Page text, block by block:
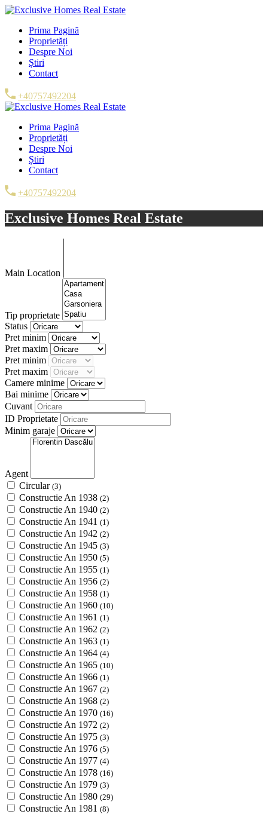
Prima Pagină
Proprietăți
Despre Noi
Știri
Contact
+40757492204
Prima Pagină
Proprietăți
Despre Noi
Știri
Contact
+40757492204
Exclusive Homes Real Estate
Main Location
Tip proprietate
Status
Pret minim
Pret maxim
Pret minim
Pret maxim
Camere minime
Bai minime
Cuvant
ID Proprietate
Minim garaje
Agent
Circular (3)
Constructie An 1938 (2)
Constructie An 1940 (2)
Constructie An 1941 (1)
Constructie An 1942 (2)
Constructie An 1945 (3)
Constructie An 1950 (5)
Constructie An 1955 (1)
Constructie An 1956 (2)
Constructie An 1958 (1)
Constructie An 1960 (10)
Constructie An 1961 (1)
Constructie An 1962 (2)
Constructie An 1963 (1)
Constructie An 1964 (4)
Constructie An 1965 (10)
Constructie An 1966 (1)
Constructie An 1967 (2)
Constructie An 1968 (2)
Constructie An 1970 (16)
Constructie An 1972 (2)
Constructie An 1975 (3)
Constructie An 1976 (5)
Constructie An 1977 (4)
Constructie An 1978 (16)
Constructie An 1979 (3)
Constructie An 1980 (29)
Constructie An 1981 (8)